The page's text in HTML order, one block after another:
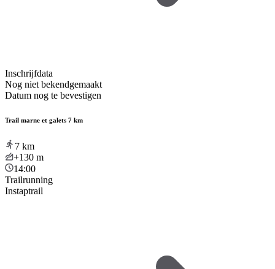
Inschrijfdata
Nog niet bekendgemaakt
Datum nog te bevestigen
Trail marne et galets 7 km
7 km
+130 m
14:00
Trailrunning
Instaptrail